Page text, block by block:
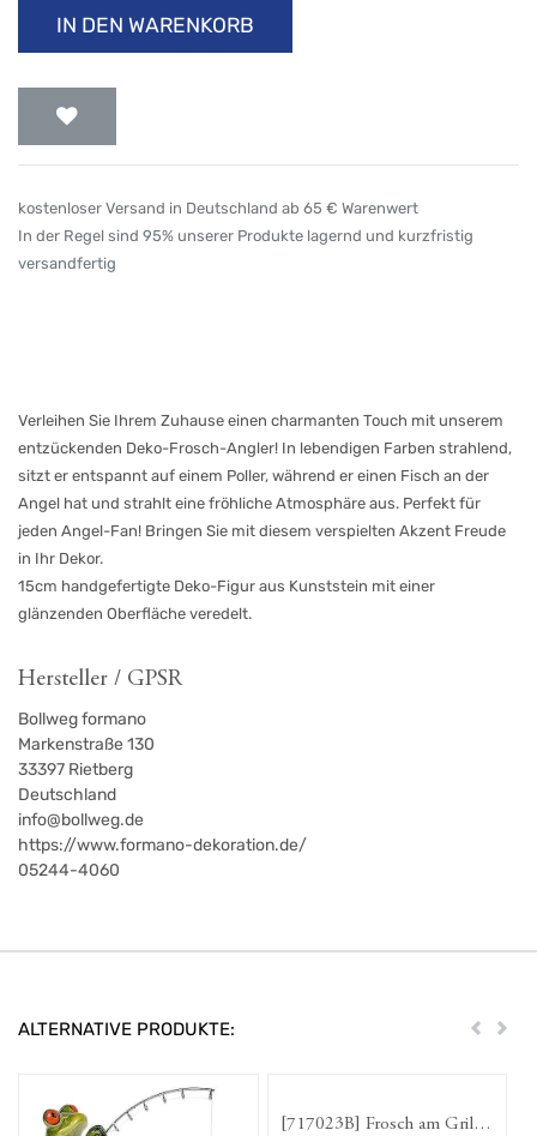
IN DEN WARENKORB
kostenloser Versand in Deutschland ab 65 € Warenwert
In der Regel sind 95% unserer Produkte lagernd und kurzfristig
versandfertig
Verleihen Sie Ihrem Zuhause einen charmanten Touch mit unserem
entzückenden Deko-Frosch-Angler! In lebendigen Farben strahlend,
sitzt er entspannt auf einem Poller, während er einen Fisch an der
Angel hat und strahlt eine fröhliche Atmosphäre aus. Perfekt für
jeden Angel-Fan! Bringen Sie mit diesem verspielten Akzent Freude
in Ihr Dekor.
15cm handgefertigte Deko-Figur aus Kunststein mit einer
glänzenden Oberfläche veredelt.
Hersteller / GPSR
Bollweg formano
Markenstraße 130
33397 Rietberg
Deutschland
info@bollweg.de
https://www.formano-dekoration.de/
05244-4060
ALTERNATIVE PRODUKTE: Zurück
[717023B] Frosch am Grill